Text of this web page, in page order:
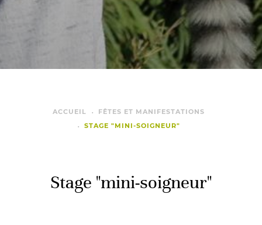
ACCUEIL
FÊTES ET MANIFESTATIONS
STAGE "MINI-SOIGNEUR"
Stage "mini-soigneur"